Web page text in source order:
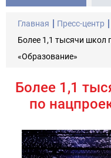
Главная Пресс-центр
Более 1,1 тысячи школ
«Образование»
Более 1,1
по